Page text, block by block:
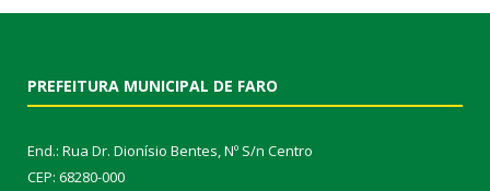
PREFEITURA MUNICIPAL DE FARO
End.: Rua Dr. Dionísio Bentes, Nº S/n Centro
CEP: 68280-000